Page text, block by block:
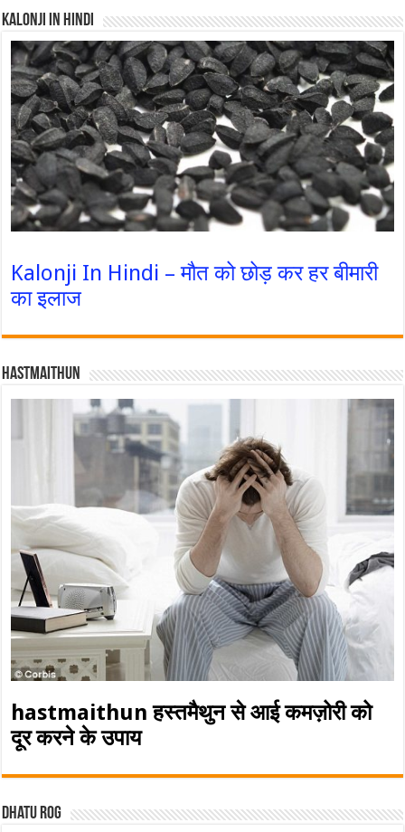
Kalonji In Hindi
Kalonji In Hindi – मौत को छोड़ कर हर बीमारी
का इलाज
Hastmaithun
hastmaithun हस्तमैथुन से आई कमज़ोरी को
दूर करने के उपाय
Dhatu rog